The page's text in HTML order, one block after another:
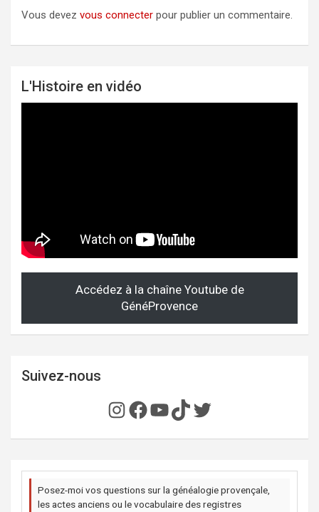
Vous devez vous connecter pour publier un commentaire.
L'Histoire en vidéo
Accédez à la chaîne Youtube de
GénéProvence
Suivez-nous
Instagram
Facebook
YouTube
TikTok
Twitter
Posez-moi vos questions sur la généalogie provençale,
les actes anciens ou le vocabulaire des registres